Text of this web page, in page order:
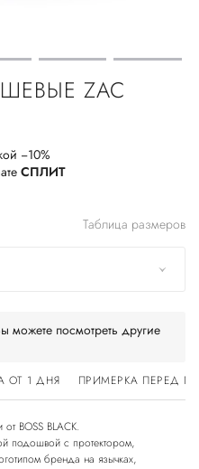
ZAC
−10%
СПЛИТ
Таблица размеров
можете посмотреть другие
ОТ 1 ДНЯ ПРИМЕРКА ПЕРЕД
BOSS BLACK.
подошвой с протектором,
бренда на язычках,